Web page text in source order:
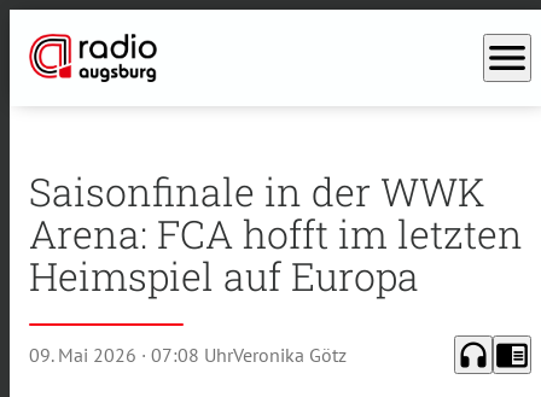
menu
Saisonfinale in der WWK
Arena: FCA hofft im letzten
Heimspiel auf Europa
09. Mai 2026 · 07:08 UhrVeronika Götz headphones chrome_reader_mode